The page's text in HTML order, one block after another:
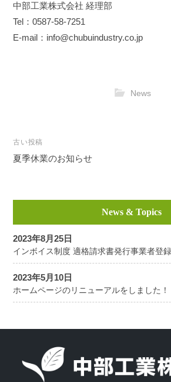
中部工業株式会社 経理部
Tel：0587-58-7251
E-mail：info@chubuindustry.co.jp
News
投
稿
シ
ョ
ン
古い投稿
夏季休業のお知らせ
News & Topics
2023年8月25日
インボイス制度 適格請求書発行事業者登
2023年5月10日
ホームページのリニューアルをしました！